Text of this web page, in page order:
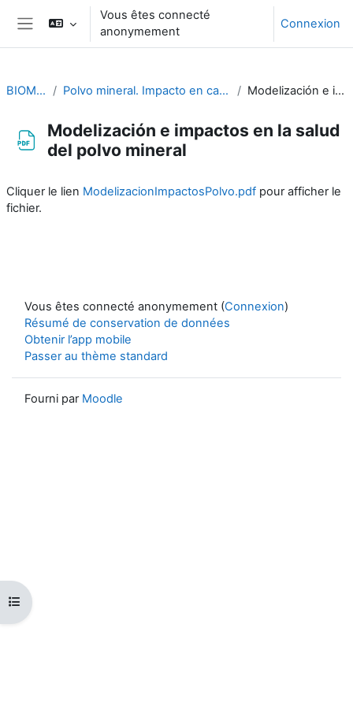
Passer au contenu principal
Panneau latéral
Vous êtes connecté
anonymement
Connexion
Ouvrir l’index du cours
BIOMETEOROLOGÍA Polvo mineral. Impacto en calidad del aire y salud. Modelización. Gerardo García-Castrillo Modelización e impactos en la salud del polvo mineral
Modelización e impactos en la salud
del polvo mineral
Cliquer le lien ModelizacionImpactosPolvo.pdf pour afficher le
fichier.
Vous êtes connecté anonymement (Connexion)
Résumé de conservation de données
Obtenir l’app mobile
Passer au thème standard
Fourni par Moodle